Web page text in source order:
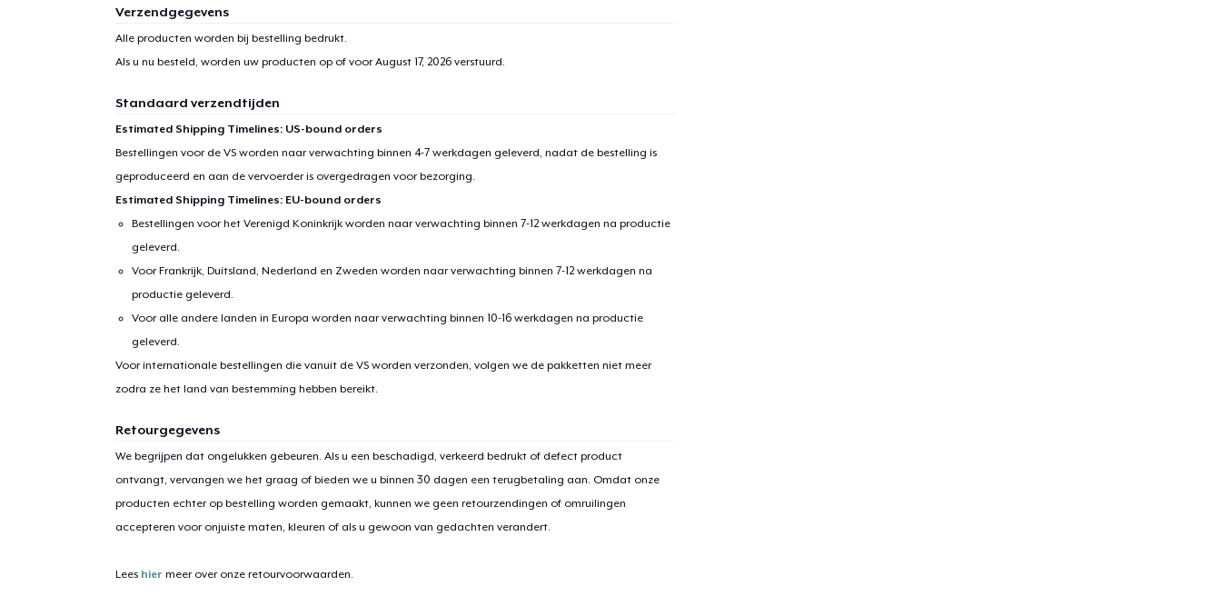
Verzendgegevens
Alle producten worden bij bestelling bedrukt.
Als u nu besteld, worden uw producten op of voorAugust 17, 2026verstuurd.
Standaard verzendtijden
Estimated Shipping Timelines: US-bound orders
Bestellingen voor de VS worden naar verwachting binnen 4-7 werkdagen geleverd, nadat de bestelling is
geproduceerd en aan de vervoerder is overgedragen voor bezorging.
Estimated Shipping Timelines: EU-bound orders
Bestellingen voor het Verenigd Koninkrijk worden naar verwachting binnen 7-12 werkdagen na productie
geleverd.
Voor Frankrijk, Duitsland, Nederland en Zweden worden naar verwachting binnen 7-12 werkdagen na
productie geleverd.
Voor alle andere landen in Europa worden naar verwachting binnen 10-16 werkdagen na productie
geleverd.
Voor internationale bestellingen die vanuit de VS worden verzonden, volgen we de pakketten niet meer
zodra ze het land van bestemming hebben bereikt.
Retourgegevens
We begrijpen dat ongelukken gebeuren. Als u een beschadigd, verkeerd bedrukt of defect product
ontvangt, vervangen we het graag of bieden we u binnen 30 dagen een terugbetaling aan. Omdat onze
producten echter op bestelling worden gemaakt, kunnen we geen retourzendingen of omruilingen
accepteren voor onjuiste maten, kleuren of als u gewoon van gedachten verandert.
Lees hier meer over onze retourvoorwaarden.
Ga door naar de Kassa